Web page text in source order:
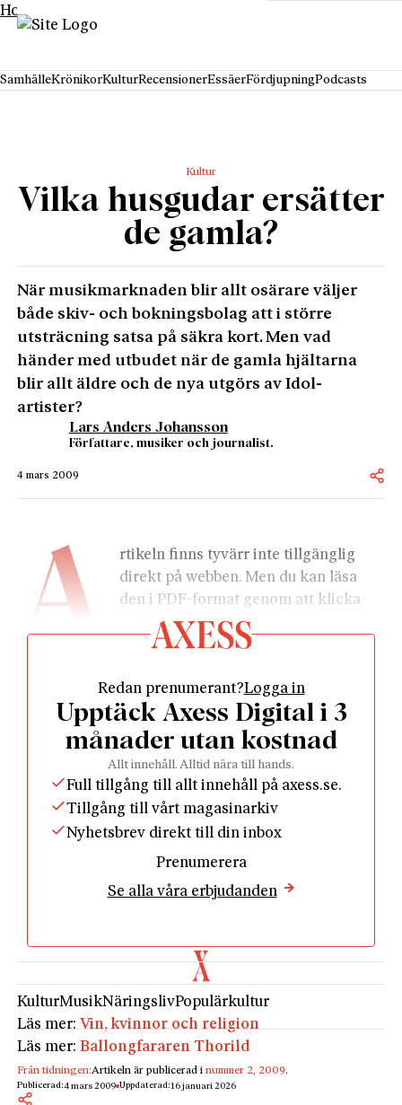
Hoppa till innehåll
SamhälleKrönikorKulturRecensionerEssäerFördjupningPodcasts
Kultur
Vilka husgudar ersätter
de gamla?
När musikmarknaden blir allt osärare väljer
både skiv- och bokningsbolag att i större
utsträcning satsa på säkra kort. Men vad
händer med utbudet när de gamla hjältarna
blir allt äldre och de nya utgörs av Idol-
artister?
Lars Anders Johansson
Författare, musiker och journalist.
4 mars 2009
A
rtikeln finns tyvärr inte tillgänglig
direkt på webben. Men du kan läsa
den i PDF-format genom att klicka
nedan.
				Läs som PDF
Redan prenumerant?Logga in
Upptäck Axess Digital i 3
månader utan kostnad
Allt innehåll. Alltid nära till hands.
Full tillgång till allt innehåll på axess.se.
Tillgång till vårt magasinarkiv
Nyhetsbrev direkt till din inbox
Prenumerera
Se alla våra erbjudanden
KulturMusikNäringslivPopulärkultur
Läs mer: Vin, kvinnor och religion
Läs mer:Ballongfararen Thorild
Från tidningen:Artikeln är publicerad inummer 2, 2009.
Publicerad:4 mars 2009 Uppdaterad:16 januari 2026